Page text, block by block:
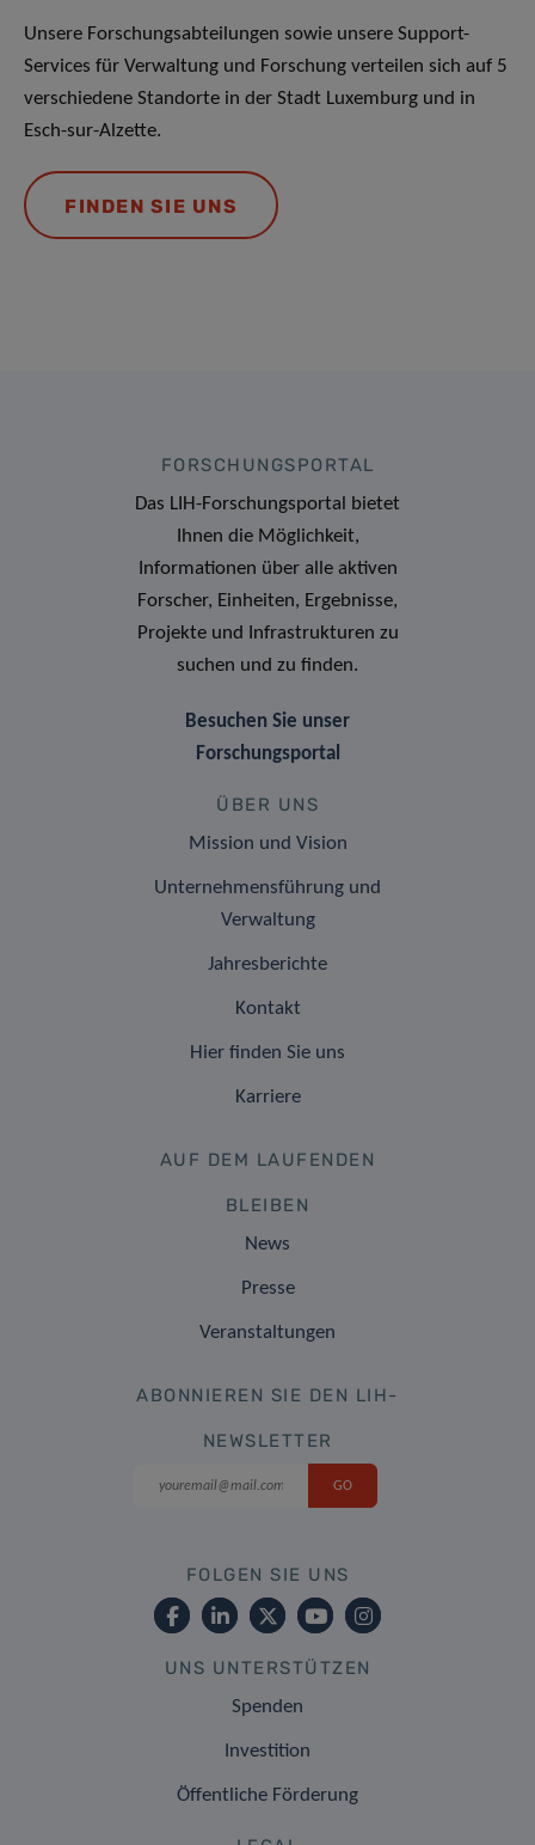
Unsere Forschungsabteilungen sowie unsere Support-
Services für Verwaltung und Forschung verteilen sich auf 5
verschiedene Standorte in der Stadt Luxemburg und in
Esch-sur-Alzette.
FINDEN SIE UNS
FORSCHUNGSPORTAL
Das LIH-Forschungsportal bietet
Ihnen die Möglichkeit,
Informationen über alle aktiven
Forscher, Einheiten, Ergebnisse,
Projekte und Infrastrukturen zu
suchen und zu finden.
Besuchen Sie unser
Forschungsportal
ÜBER UNS
Mission und Vision
Unternehmensführung und
Verwaltung
Jahresberichte
Kontakt
Hier finden Sie uns
Karriere
AUF DEM LAUFENDEN
BLEIBEN
News
Presse
Veranstaltungen
ABONNIEREN SIE DEN LIH-
NEWSLETTER
FOLGEN SIE UNS
UNS UNTERSTÜTZEN
Spenden
Investition
Öffentliche Förderung